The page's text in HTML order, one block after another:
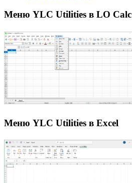
Меню YLC Utilities в LO Calc
Меню YLC Utilities в Excel